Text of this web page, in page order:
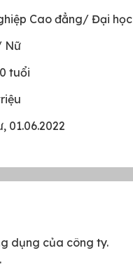
Cao đẳng/ Đại học
Nữ
tuổi
01.06.2022
dụng của công ty.